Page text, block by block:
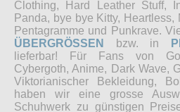
Clothing, Hard Leather Stuff,
Panda, bye bye Kitty,
Pentagramme und Punkrave.
ÜBERGRÖSSEN
bzw. in
lieferbar! Für Fans von
Cybergoth, Anime, Dark Wave,
Viktorianischer Bekleidung,
haben wir eine grosse
Schuhwerk zu günstigen